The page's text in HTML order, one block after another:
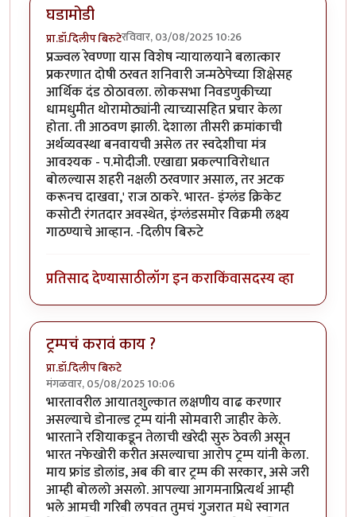
घडामोडी
प्रा.डॉ.दिलीप बिरुटेरविवार, 03/08/2025 10:26
प्रज्ज्वल रेवण्णा यास विशेष न्यायालयाने बलात्कार
प्रकरणात दोषी ठरवत शनिवारी जन्मठेपेच्या शिक्षेसह
आर्थिक दंड ठोठावला. लोकसभा निवडणुकीच्या
धामधुमीत थोरामोठ्यांनी त्याच्यासहित प्रचार केला
होता. ती आठवण झाली. देशाला तीसरी क्रमांकाची
अर्थव्यवस्था बनवायची असेल तर स्वदेशीचा मंत्र
आवश्यक - प.मोदीजी. एखाद्या प्रकल्पाविरोधात
बोलल्यास शहरी नक्षली ठरवणार असाल, तर अटक
करूनच दाखवा,' राज ठाकरे. भारत- इंग्लंड क्रिकेट
कसोटी रंगतदार अवस्थेत, इंग्लंडसमोर विक्रमी लक्ष्य
गाठण्याचे आव्हान. -दिलीप बिरुटे
प्रतिसाद देण्यासाठीलॉग इन कराकिंवासदस्य व्हा
ट्रम्पचं करावं काय ?
प्रा.डॉ.दिलीप बिरुटे
मंगळवार, 05/08/2025 10:06
भारतावरील आयातशुल्कात लक्षणीय वाढ करणार
असल्याचे डोनाल्ड ट्रम्प यांनी सोमवारी जाहीर केले.
भारताने रशियाकडून तेलाची खरेदी सुरु ठेवली असून
भारत नफेखोरी करीत असल्याचा आरोप ट्रम्प यांनी केला.
माय फ्रांड डोलांड, अब की बार ट्रम्प की सरकार, असे जरी
आम्ही बोललो असलो. आपल्या आगमनाप्रित्यर्थ आम्ही
भले आमची गरिबी लपवत तुमचं गुजरात मधे स्वागत